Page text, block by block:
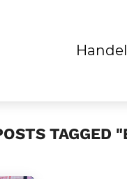
TAGGED